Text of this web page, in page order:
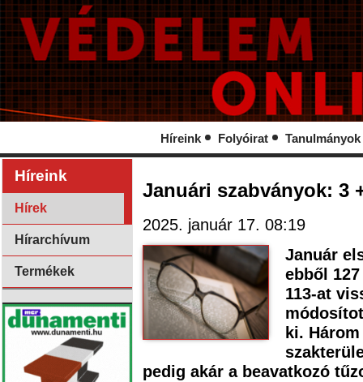
Híreink Folyóirat Tanulmányok
Híreink
Hírek
Hírarchívum
Termékek
Januári szabványok: 3
2025. január 17. 08:19
Január
ebből
113-at
ki.
pedig akár a beavatkozó